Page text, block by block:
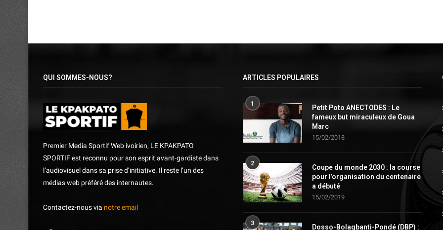
QUI SOMMES-NOUS?
Premier Media Sportif Web ivoirien, LE KPAKPATO
SPORTIF est reconnu pour son esprit avant-gardiste dans
l’audiovisuel dans sa prise d’initiative. Il reste l’un des
médias web préféré des internautes.
Contactez-nous via notre email
ARTICLES POPULAIRES
1
Petit Poto ANECTODES : Le
fameux but miraculeux de Goua
Marc
15/02/2018
2
Coupe du monde 2030 : la course
pour l’organisation du centenaire
a débuté
15/02/2019
3 Dosso-Bolagbanti-Pondé (DBP) :